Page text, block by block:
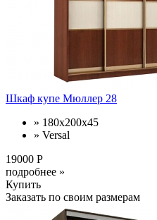
Шкаф купе Мюллер 28
» 180х200х45
» Versal
19000 Р
подробнее »
Купить
Заказать по своим размерам